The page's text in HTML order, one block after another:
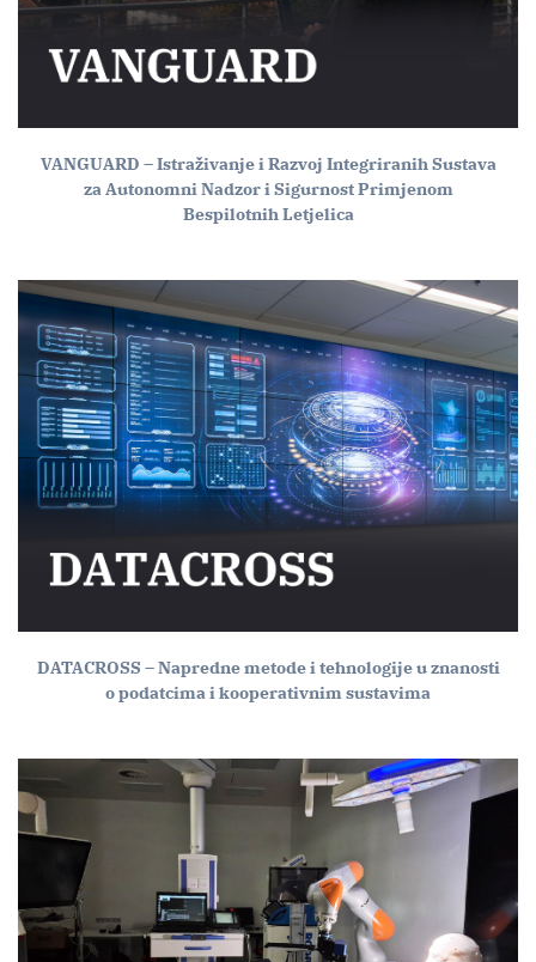
VANGUARD – Istraživanje i Razvoj Integriranih Sustava
za Autonomni Nadzor i Sigurnost Primjenom
Bespilotnih Letjelica
DATACROSS – Napredne metode i tehnologije u znanosti
o podatcima i kooperativnim sustavima